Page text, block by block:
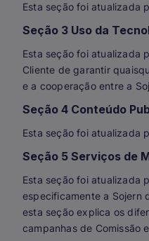
Esta seção foi atualizada
Seção 3 Uso da
Esta seção foi atualizada
Cliente de garantir
e a cooperação entre a
Seção 4 Conteúdo
Esta seção foi atualizada
Seção 5 Serviços de
Esta seção foi atualizada
especificamente a Sojern
esta seção explica os
campanhas de Comissão